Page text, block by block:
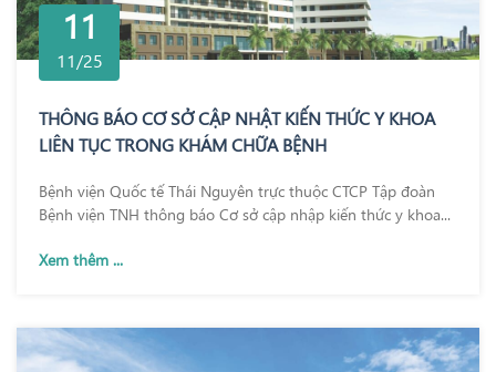
11
11/25
THÔNG BÁO CƠ SỞ CẬP NHẬT KIẾN THỨC Y KHOA
LIÊN TỤC TRONG KHÁM CHỮA BỆNH
Bệnh viện Quốc tế Thái Nguyên trực thuộc CTCP Tập đoàn
Bệnh viện TNH thông báo Cơ sở cập nhập kiến thức y khoa...
Xem thêm ...